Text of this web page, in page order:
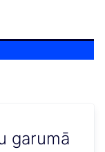
garumā